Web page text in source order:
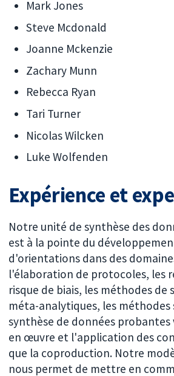
Mark Jones
Steve Mcdonald
Joanne Mckenzie
Zachary Munn
Rebecca Ryan
Tari Turner
Nicolas Wilcken
Luke Wolfenden
Expérience et
Notre unité de synthèse des
est à la pointe du
d'orientations dans des
l'élaboration de protocoles, les
risque de biais, les méthodes de
méta-analytiques, les
synthèse de données probantes
en œuvre et l'application des
que la coproduction. Notre
nous permet de mettre en